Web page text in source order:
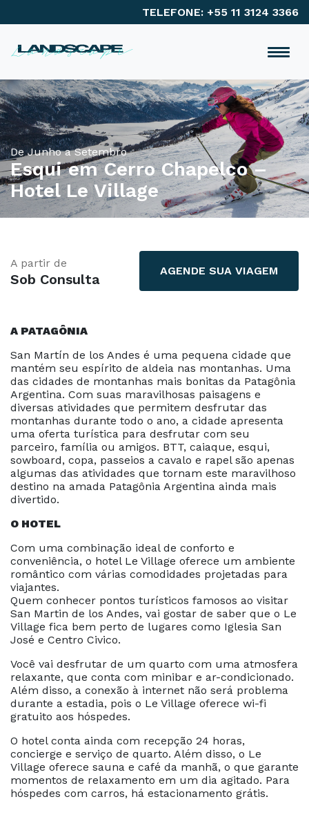
TELEFONE: +55 11 3124 3366
De Junho a Setembro
Esqui em Cerro Chapelco –
Hotel Le Village
A partir de
Sob Consulta AGENDE SUA VIAGEM
A PATAGÔNIA
San Martín de los Andes é uma pequena cidade que
mantém seu espírito de aldeia nas montanhas. Uma
das cidades de montanhas mais bonitas da Patagônia
Argentina. Com suas maravilhosas paisagens e
diversas atividades que permitem desfrutar das
montanhas durante todo o ano, a cidade apresenta
uma oferta turística para desfrutar com seu
parceiro, família ou amigos. BTT, caiaque, esqui,
sowboard, copa, passeios a cavalo e rapel são apenas
algumas das atividades que tornam este maravilhoso
destino na amada Patagônia Argentina ainda mais
divertido.
O HOTEL
Com uma combinação ideal de conforto e
conveniência, o hotel Le Village oferece um ambiente
romântico com várias comodidades projetadas para
viajantes.
Quem conhecer pontos turísticos famosos ao visitar
San Martin de los Andes, vai gostar de saber que o Le
Village fica bem perto de lugares como Iglesia San
José e Centro Civico.
Você vai desfrutar de um quarto com uma atmosfera
relaxante, que conta com minibar e ar-condicionado.
Além disso, a conexão à internet não será problema
durante a estadia, pois o Le Village oferece wi-fi
gratuito aos hóspedes.
O hotel conta ainda com recepção 24 horas,
concierge e serviço de quarto. Além disso, o Le
Village oferece sauna e café da manhã, o que garante
momentos de relaxamento em um dia agitado. Para
hóspedes com carros, há estacionamento grátis.